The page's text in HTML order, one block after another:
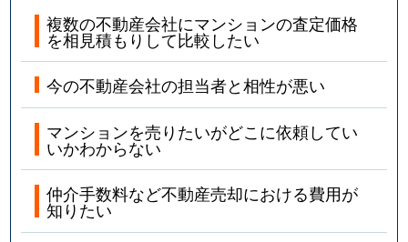
複数の不動産会社にマンションの査定価格
を相見積もりして比較したい
今の不動産会社の担当者と相性が悪い
マンションを売りたいがどこに依頼してい
いかわからない
仲介手数料など不動産売却における費用が
知りたい